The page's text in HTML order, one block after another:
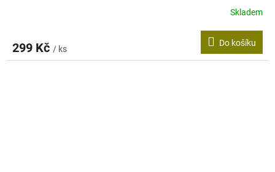
Skladem
299 Kč / ks
Do košíku